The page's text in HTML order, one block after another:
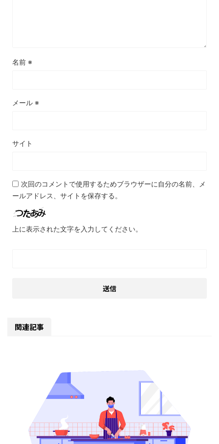
名前 ※
メール ※
サイト
次回のコメントで使用するためブラウザーに自分の名前、メ
ールアドレス、サイトを保存する。
上に表示された文字を入力してください。
関連記事